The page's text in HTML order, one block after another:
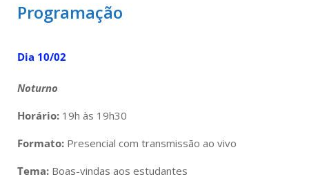
Programação
Dia 10/02
Noturno
Horário: 19h às 19h30
Formato: Presencial com transmissão ao vivo
Tema: Boas-vindas aos estudantes